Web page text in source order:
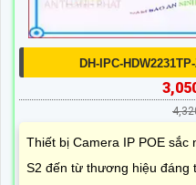
DH-IPC-
Thiết bị Camera IP POE sắc
S2 đến từ thương hiệu đáng